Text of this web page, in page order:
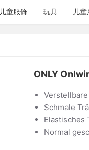
儿童服饰 玩具 儿
ONLY
Schmale
Elastisches
Normal